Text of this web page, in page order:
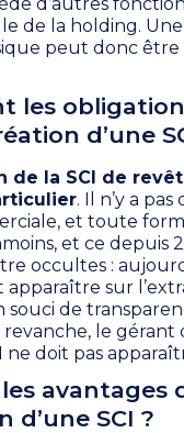
de la holding.
peut donc être
les
d’une
de la SCI de
. Il n’y a
et toute
et ce depuis
occultes :
apparaître sur
souci de
le gérant
ne doit pas
avantages
SCI ?